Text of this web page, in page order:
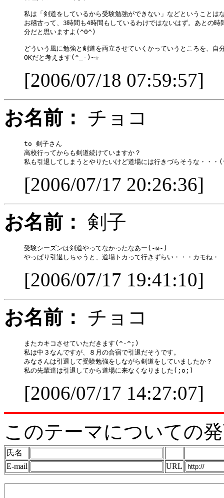
私は「剣道をしているから受験勉強ができない」などということは
お稽古って、3時間も4時間もしているわけではないはず。あとの時
分だと思いますよ(^0^)
どういう風に勉強と剣道を両立させていくかっていうところを、自
[2006/07/18 07:59:57]
お名前：
チョコ
to 剣子さん
高校行ってからも剣道続けていますか？
[2006/07/17 20:26:36]
お名前： 剣子
受験シーズンは剣道やってなかったなあー(‐ω‐)
[2006/07/17 19:41:10]
お名前：
チョコ
またカキコさせていただきます(^-^;)
私は中３なんですが、８月の合宿で引退だそうです。
みなさんは引退して受験勉強をしながら剣道をしていましたか？
[2006/07/17 14:27:07]
このテーマについての
氏名
E-mail
URL